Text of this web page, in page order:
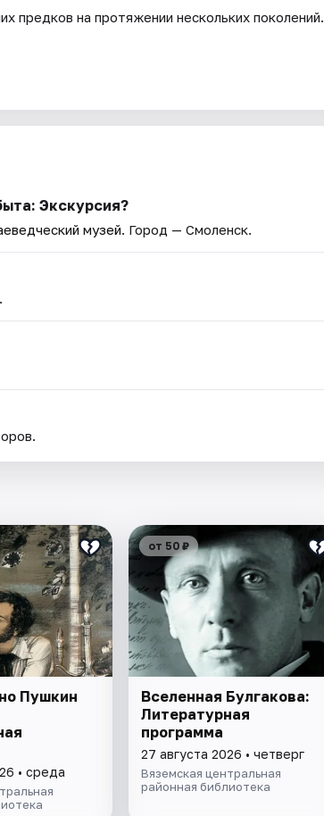
предков на протяжении нескольких поколений.
Экскурсия?
музей. Город — Смоленск.
Пушкин
• среда
от 50 ₽
Вселенная Булгакова:
Литературная
программа
27 августа 2026 • четверг
Вяземская центральная
районная библиотека